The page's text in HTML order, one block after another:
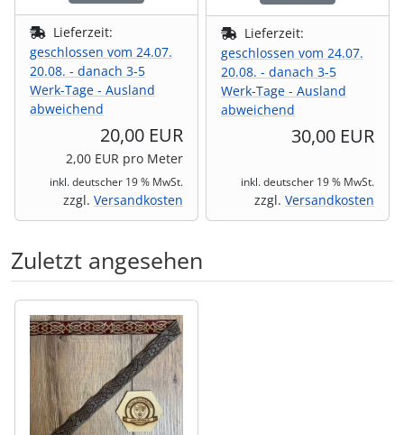
Lieferzeit:
geschlossen vom 24.07.
20.08. - danach 3-5
Werk-Tage - Ausland
abweichend
20,00 EUR
2,00 EUR pro Meter
inkl. deutscher 19 % MwSt.
zzgl. Versandkosten
Lieferzeit:
geschlossen vom 24.07.
20.08. - danach 3-5
Werk-Tage - Ausland
abweichend
30,00 EUR
inkl. deutscher 19 % MwSt.
zzgl. Versandkosten
Zuletzt angesehen
Es folgt ein Produktslider - navigieren Sie mit der Tab-